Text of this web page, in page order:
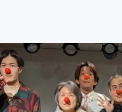
アート・写真
テクノロジー・ガジェット